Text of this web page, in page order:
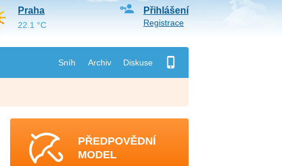
Sníh Archiv Diskuse
Přihlášení
Registrace
Praha
22.1 °C
PŘEDPOVĚDNÍ
MODEL